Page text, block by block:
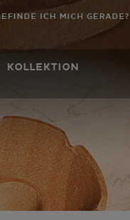
ICH MICH GERADE?
KOLLEKTION